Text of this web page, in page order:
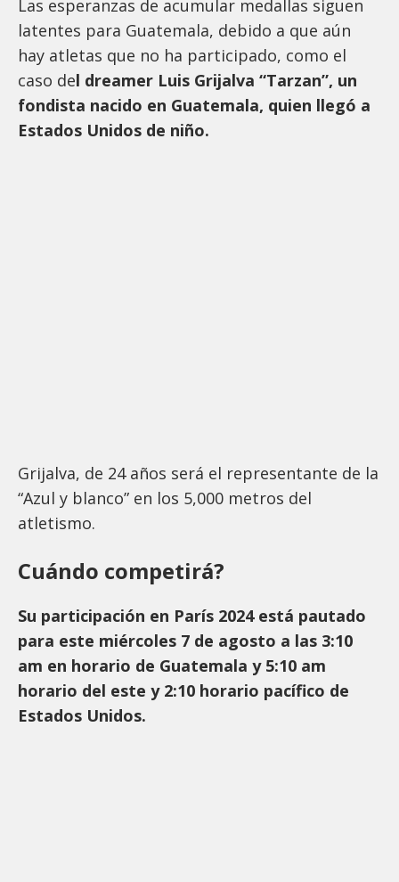
Las esperanzas de acumular medallas siguen
latentes para Guatemala, debido a que aún
hay atletas que no ha participado, como el
caso del dreamer Luis Grijalva “Tarzan”, un
fondista nacido en Guatemala, quien llegó a
Estados Unidos de niño.
Grijalva, de 24 años será el representante de la
“Azul y blanco” en los 5,000 metros del
atletismo.
Cuándo competirá?
Su participación en París 2024 está pautado
para este miércoles 7 de agosto a las 3:10
am en horario de Guatemala y 5:10 am
horario del este y 2:10 horario pacífico de
Estados Unidos.